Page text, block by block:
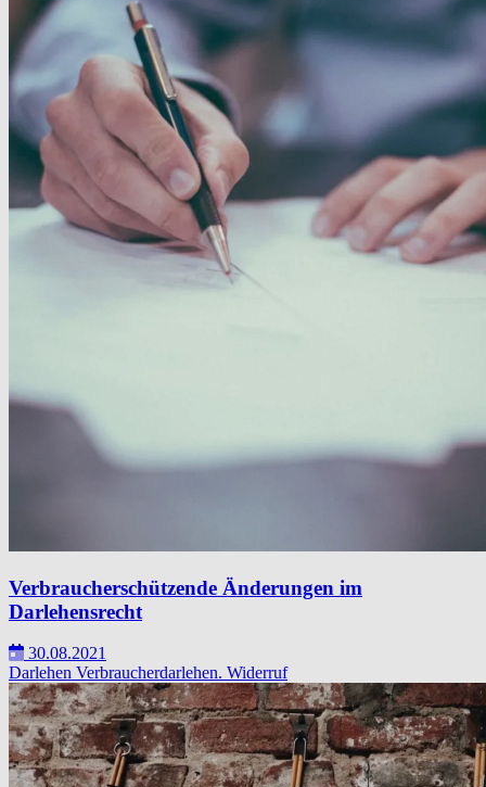
Verbraucherschützende Änderungen im
Darlehensrecht
30.08.2021
Darlehen Verbraucherdarlehen. Widerruf